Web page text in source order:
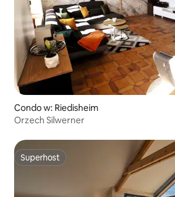
Condo w: Riedisheim
Orzech Silwerner
Superhost
Superhost